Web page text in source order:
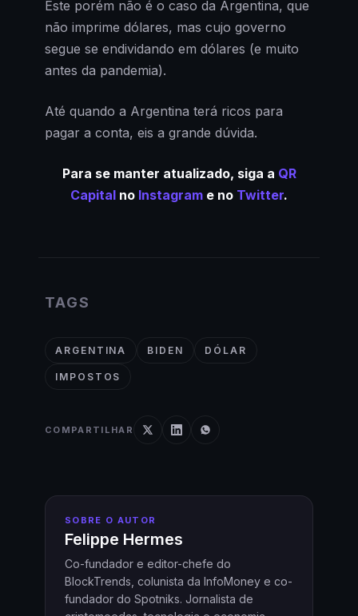
Este porém não é o caso da Argentina, que
não imprime dólares, mas cujo governo
segue se endividando em dólares (e muito
antes da pandemia).
Até quando a Argentina terá ricos para
pagar a conta, eis a grande dúvida.
Para se manter atualizado, siga a QR
Capital no Instagram e no Twitter.
TAGS
ARGENTINA BIDEN DÓLAR
IMPOSTOS
COMPARTILHAR
SOBRE O AUTOR
Felippe Hermes
Co-fundador e editor-chefe do
BlockTrends, colunista da InfoMoney e co-
fundador do Spotniks. Jornalista de